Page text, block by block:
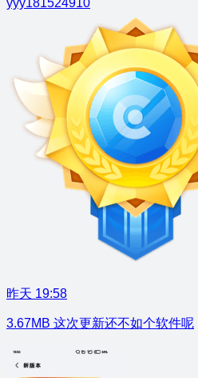
yyy181524910
昨天 19:58
3.67MB 这次更新还不如个软件呢